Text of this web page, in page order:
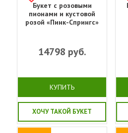
Букет с розовыми
пионами и кустовой
розой «Пинк-Спрингс»
14798 руб.
КУПИТЬ
ХОЧУ ТАКОЙ БУКЕТ